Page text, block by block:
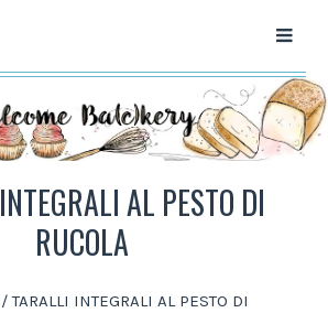
AL PESTO DI
RUCOLA
/TARALLI INTEGRALI AL PESTO DI